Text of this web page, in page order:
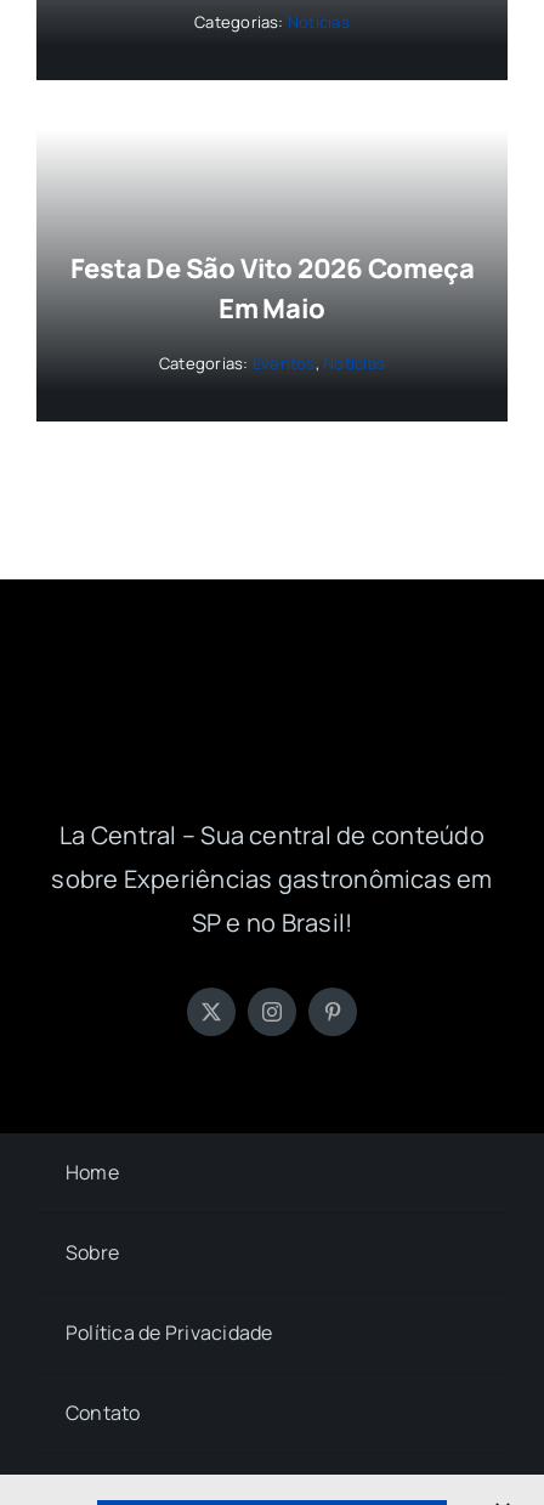
Categorias: Notícias
Festa De São Vito 2026 Começa
Em Maio
Categorias: Eventos, Notícias
La Central – Sua central de conteúdo
sobre Experiências gastronômicas em
SP e no Brasil!
Home
Sobre
Política de Privacidade
Contato